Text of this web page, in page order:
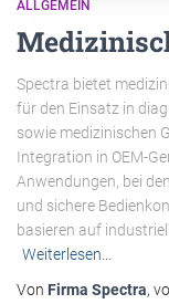
ALLGEMEIN
Spectra bietet
für den Einsatz in
sowie medizinischen
Integration in OEM-
Anwendungen, bei
und sichere
basieren auf
Weiterlesen…
Von Firma Spectra,